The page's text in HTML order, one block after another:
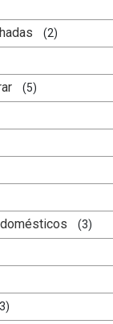
(2)
(5)
(3)